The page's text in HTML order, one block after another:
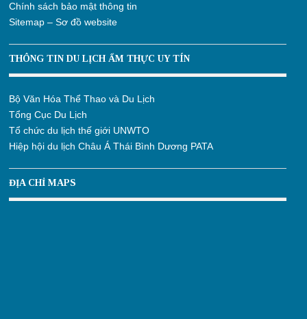
Chính sách bảo mật thông tin
Sitemap – Sơ đồ website
THÔNG TIN DU LỊCH ẨM THỰC UY TÍN
Bộ Văn Hóa Thể Thao và Du Lịch
Tổng Cục Du Lịch
Tổ chức du lịch thế giới UNWTO
Hiệp hội du lịch Châu Á Thái Bình Dương PATA
ĐỊA CHỈ MAPS